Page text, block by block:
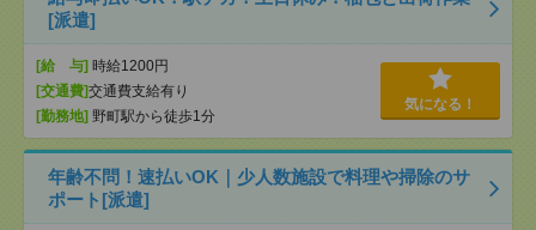
[派遣]
[給 与] 時給1200円
[交通費]交通費支給有り
[勤務地] 野町駅から徒歩1分
気になる！
年齢不問！速払いOK｜少人数施設で料理や掃除のサ
ポート[派遣]